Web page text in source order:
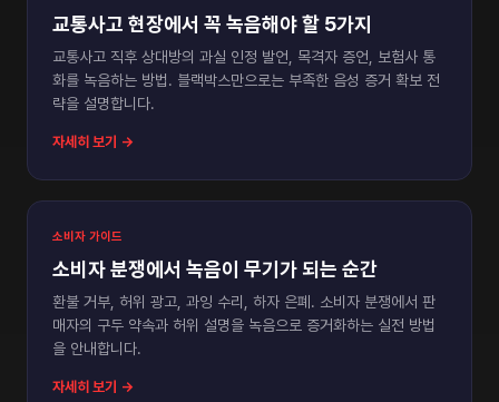
교통사고 현장에서 꼭 녹음해야 할 5가지
교통사고 직후 상대방의 과실 인정 발언, 목격자 증언, 보험사 통
화를 녹음하는 방법. 블랙박스만으로는 부족한 음성 증거 확보 전
략을 설명합니다.
자세히 보기 →
소비자 가이드
소비자 분쟁에서 녹음이 무기가 되는 순간
환불 거부, 허위 광고, 과잉 수리, 하자 은폐. 소비자 분쟁에서 판
매자의 구두 약속과 허위 설명을 녹음으로 증거화하는 실전 방법
을 안내합니다.
자세히 보기 →